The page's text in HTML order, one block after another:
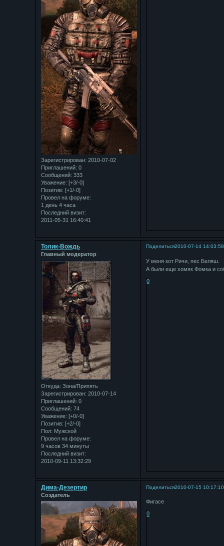
Зарегистрирован: 2010-07-02
Приглашений: 0
Сообщений: 333
Уважение: [+3/-0]
Позитив: [+1/-0]
Провел на форуме:
1 день 4 часа
Последний визит:
2011-05-31 16:40:41
Поделиться2010-07-14 14:03:58
Толик-Вождь
Главный модератор
Откуда: Зона/Припять
Зарегистрирован: 2010-07-14
Приглашений: 0
Сообщений: 74
Уважение: [+0/-0]
Позитив: [+2/-0]
Пол: Мужской
Провел на форуме:
9 часов 34 минуты
Последний визит:
2010-09-11 13:32:29
У меня кот Ричи, пес Беляш.
А были еще хомяк Фомка и
0
Поделиться2010-07-15 10:17:10
Дима-Дезертир
Создатель
Фигасе
0